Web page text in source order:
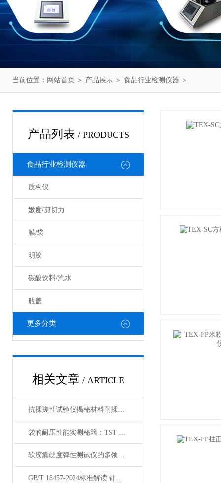
当前位置： 网站首页 ＞ 产品展示 ＞ 食品行业检测仪器 ＞
产品列表 / PRODUCTS
食品行业检测仪器
质构仪
嫩度/剪切力
膜/袋
明胶
碳酸饮料/汽水
瓶盖
更多分类
相关文章 / ARTICLE
抗揉搓性试验仪揭秘材料耐揉搓的“模拟战场”
袋的耐压性能实测秘籍：TST 电子拉力机与药用包装品质
软胶囊硬度弹性测试仪的多领域应用
GB/T 18457-2024标准解读 针管刚性韧性测试要求变化